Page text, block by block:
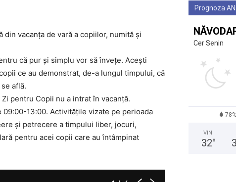
vacanța de vară a copiilor, numită și
că pur și simplu vor să învețe. Acești
ce au demonstrat, de-a lungul timpului, că
află.
pentru Copii nu a intrat în vacanță.
13:00. Activitățile vizate pe perioada
și petrecere a timpului liber, jocuri,
pentru acei copii care au întâmpinat
Prognoza
Cer Senin
78%
VIN
32°